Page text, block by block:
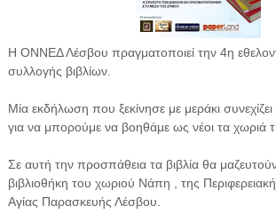
Η ΟΝΝΕΔ Λέσβου πραγματοποιεί την 4η
συλλογής βιβλίων.
Μία εκδήλωση που ξεκίνησε με μεράκι συνεχίζει
για να μπορούμε να βοηθάμε ως νέοι τα χωριά
Σε αυτή την προσπάθεια τα βιβλία θα μαζευτούν
βιβλιοθήκη του χωριού Νάπη , της
Αγίας Παρασκευής Λέσβου.